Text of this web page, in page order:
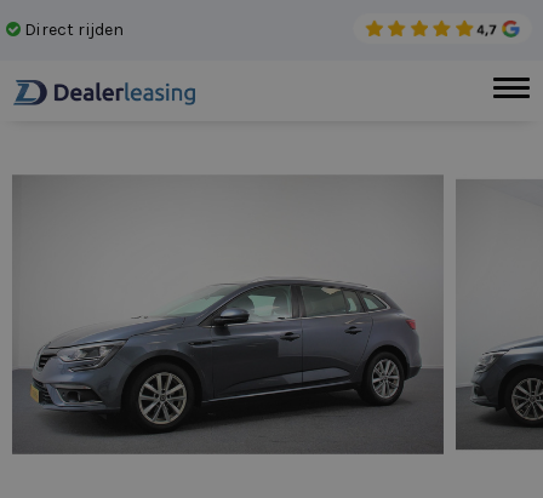
Direct rijden